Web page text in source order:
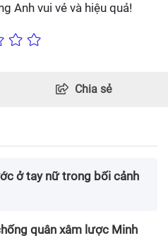
Anh vui vẻ và hiệu quả!
Chia sẻ
ở tay nữ trong bối cảnh
quân xâm lược Minh